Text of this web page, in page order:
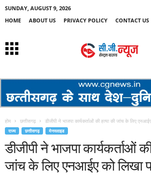
SUNDAY, AUGUST 9, 2026
HOME
ABOUT US PRIVACY POLICY CONTACT US
होम छत्तीसगढ़ डीजीपी ने भाजपा कार्यकर्ताओं की हत्या की जांच के लिए
राज्य छत्तीसगढ़ मेनस्लाइड
डीजीपी ने भाजपा कार्यकर्ताओं
जांच के लिए एनआईए को लिखा